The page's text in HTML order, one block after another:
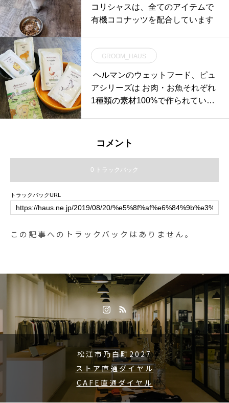
コリシャスは、全てのアイテムで
有機ココナッツを配合しています
GROOM_HAUS
⁡ ⁡ヘルマンのウェットフード、ピュ
アシリーズは お肉・お魚それぞれ
1種類の素材100%で作られていま
コメント
0 トラックバック
トラックバックURL
この記事へのトラックバックはありません。
松江市乃白町2027
ストア直通ダイヤル
CAFE直通ダイヤル